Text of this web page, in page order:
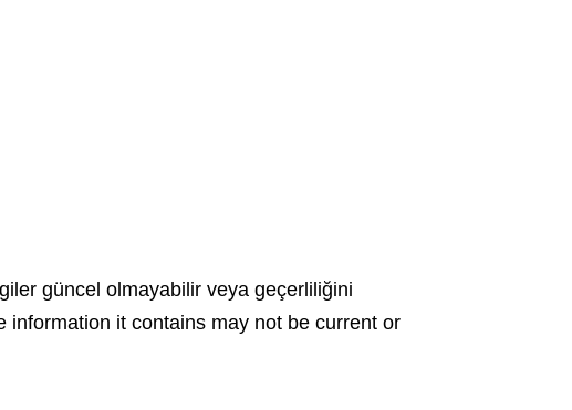
güncel olmayabilir veya geçerliliğini
information it contains may not be current or